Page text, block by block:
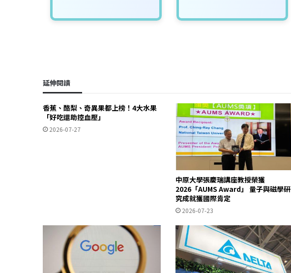
延伸閱讀
香蕉、酪梨、奇異果都上榜！4大水果
「好吃還助控血壓」
2026-07-27
中原大學張慶瑞講座教授榮獲
2026「AUMS Award」 量子與磁學研
究成就獲國際肯定
2026-07-23